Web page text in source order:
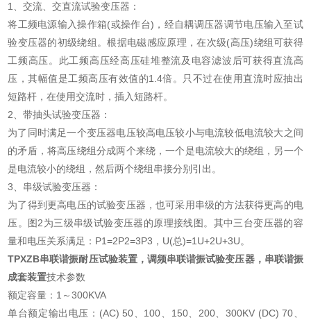
1、交流、交直流试验变压器：
将工频电源输入操作箱(或操作台)，经自耦调压器调节电压输入至试
验变压器的初级绕组。根据电磁感应原理，在次级(高压)绕组可获得
工频高压。此工频高压经高压硅堆整流及电容滤波后可获得直流高
压，其幅值是工频高压有效值的1.4倍。只不过在使用直流时应抽出
短路杆，在使用交流时，插入短路杆。
2、带抽头试验变压器：
为了同时满足一个变压器电压较高电压较小与电流较低电流较大之间
的矛盾，将高压绕组分成两个来绕，一个是电流较大的绕组，另一个
是电流较小的绕组，然后两个绕组串接分别引出。
3、串级试验变压器：
为了得到更高电压的试验变压器，也可采用串级的方法获得更高的电
压。图2为三级串级试验变压器的原理接线图。其中三台变压器的容
量和电压关系满足：P1=2P2=3P3，U(总)=1U+2U+3U。
TPXZB串联谐振耐压试验装置，调频串联谐振试验变压器，串联谐振
成套装置技术参数
额定容量：1～300KVA
单台额定输出电压：(AC) 50、100、150、200、300KV (DC) 70、